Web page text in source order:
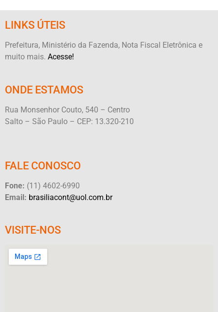
LINKS ÚTEIS
Prefeitura, Ministério da Fazenda, Nota Fiscal Eletrônica e
muito mais. Acesse!
ONDE ESTAMOS
Rua Monsenhor Couto, 540 – Centro
Salto – São Paulo – CEP: 13.320-210
FALE CONOSCO
Fone: (11) 4602-6990
Email: brasiliacont@uol.com.br
VISITE-NOS